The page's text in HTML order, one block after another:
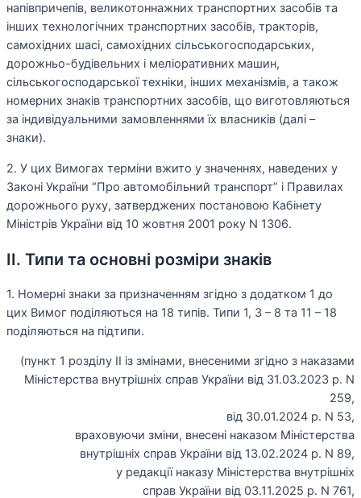
напівпричепів, великотоннажних транспортних засобів та
інших технологічних транспортних засобів, тракторів,
самохідних шасі, самохідних сільськогосподарських,
дорожньо-будівельних і меліоративних машин,
сільськогосподарської техніки, інших механізмів, а також
номерних знаків транспортних засобів, що виготовляються
за індивідуальними замовленнями їх власників (далі –
знаки).
2. У цих Вимогах терміни вжито у значеннях, наведених у
Законі України “Про автомобільний транспорт” і Правилах
дорожнього руху, затверджених постановою Кабінету
Міністрів України від 10 жовтня 2001 року N 1306.
II. Типи та основні розміри знаків
1. Номерні знаки за призначенням згідно з додатком 1 до
цих Вимог поділяються на 18 типів. Типи 1, 3 – 8 та 11 – 18
поділяються на підтипи.
(пункт 1 розділу II із змінами, внесеними згідно з наказами
Міністерства внутрішніх справ України від 31.03.2023 р. N
259,
від 30.01.2024 р. N 53,
враховуючи зміни, внесені наказом Міністерства
внутрішніх справ України від 13.02.2024 р. N 89,
у редакції наказу Міністерства внутрішніх
справ України від 03.11.2025 р. N 761,